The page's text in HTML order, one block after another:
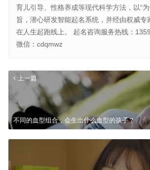
育儿引导、性格养成等现代科学方法，以“
旨，潜心研发智能起名系统，并经由权威专
在人生起跑线上。 起名咨询服务热线：
微信：cdqmwz
上一篇
不同的血型组合，会生出什么血型的孩子？